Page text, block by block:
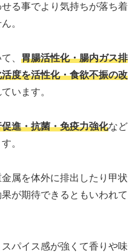
る事でより気持ちが落ち着
。
、 胃腸活性化・腸内ガス排
度を活性化・食欲不振の改
います。
進・抗菌・免疫力強化など
。
属を体外に排出したり甲状
が期待できるともいわれて
パイス感が強くて香りや味